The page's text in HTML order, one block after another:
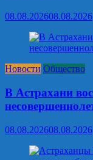
08.08.202608.08.2026
Новости Общество
В Астрахани
08.08.202608.08.2026